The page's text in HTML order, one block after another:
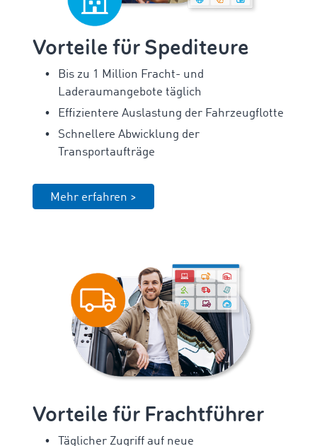
Vorteile für Spediteure
Bis zu 1 Million Fracht- und
Laderaumangebote täglich
Effizientere Auslastung der Fahrzeugflotte
Schnellere Abwicklung der
Transportaufträge
Mehr erfahren >
Vorteile für Frachtführer
Täglicher Zugriff auf neue